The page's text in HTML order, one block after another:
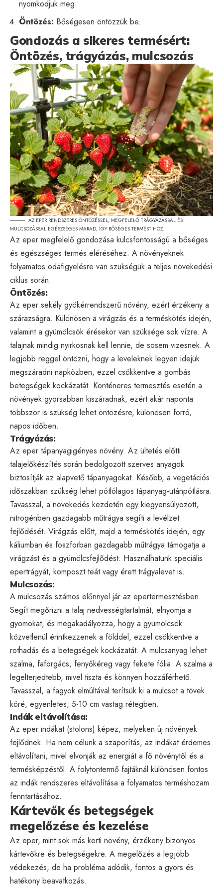
nyomkodjuk meg.
Öntözés: Bőségesen öntözzük be.
Gondozás a sikeres termésért:
Öntözés, trágyázás, mulcsozás
AZ EPER RENDSZERES ÖNTÖZÉSSEL, MEGFELELŐ TRÁGYÁZÁSSAL ÉS
MULCSOZÁSSAL EGÉSZSÉGES MARAD, ÍGY BŐSÉGES TERMÉST HOZ.
Az eper megfelelő gondozása kulcsfontosságú a bőséges
és egészséges termés eléréséhez. A növényeknek
folyamatos odafigyelésre van szükségük a teljes növekedési
ciklus során.
Öntözés:
Az eper sekély gyökérrendszerű növény, ezért érzékeny a
szárazságra. Különösen a virágzás és a terméskötés idején,
valamint a gyümölcsök érésekor van szüksége sok vízre. A
talajnak mindig nyirkosnak kell lennie, de sosem vizesnek. A
legjobb reggel öntözni, hogy a leveleknek legyen idejük
megszáradni napközben, ezzel csökkentve a gombás
betegségek kockázatát. Konténeres termesztés esetén a
növények gyorsabban kiszáradnak, ezért akár naponta
többször is szükség lehet öntözésre, különösen forró,
napos időben.
Trágyázás:
Az eper tápanyagigényes növény. Az ültetés előtti
talajelőkészítés során bedolgozott szerves anyagok
biztosítják az alapvető tápanyagokat. Később, a vegetációs
időszakban szükség lehet pótlólagos tápanyag-utánpótlásra.
Tavasszal, a növekedés kezdetén egy kiegyensúlyozott,
nitrogénben gazdagabb műtrágya segíti a levélzet
fejlődését. Virágzás előtt, majd a terméskötés idején, egy
káliumban és foszforban gazdagabb műtrágya támogatja a
virágzást és a gyümölcsfejlődést. Használhatunk speciális
epertrágyát, komposzt teát vagy érett trágyalevet is.
Mulcsozás:
A mulcsozás számos előnnyel jár az epertermesztésben.
Segít megőrizni a talaj nedvességtartalmát, elnyomja a
gyomokat, és megakadályozza, hogy a gyümölcsök
közvetlenül érintkezzenek a földdel, ezzel csökkentve a
rothadás és a betegségek kockázatát. A mulcsanyag lehet
szalma, faforgács, fenyőkéreg vagy fekete fólia. A szalma a
legelterjedtebb, mivel tiszta és könnyen hozzáférhető.
Tavasszal, a fagyok elmúltával terítsük ki a mulcsot a tövek
köré, egyenletes, 5-10 cm vastag rétegben.
Indák eltávolítása:
Az eper indákat (stolons) képez, melyeken új növények
fejlődnek. Ha nem célunk a szaporítás, az indákat érdemes
eltávolítani, mivel elvonják az energiát a fő növénytől és a
termésképzéstől. A folytontermő fajtáknál különösen fontos
az indák rendszeres eltávolítása a folyamatos terméshozam
fenntartásához.
Kártevők és betegségek
megelőzése és kezelése
Az eper, mint sok más kerti növény, érzékeny bizonyos
kártevőkre és betegségekre. A megelőzés a legjobb
védekezés, de ha probléma adódik, fontos a gyors és
hatékony beavatkozás.